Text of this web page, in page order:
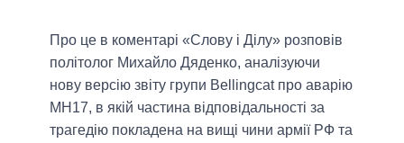
Про це в коментарі «Слову і Ділу» розповів
політолог Михайло Дяденко, аналізуючи
нову версію звіту групи Bellingcat про аварію
МН17, в якій частина відповідальності за
трагедію покладена на вищі чини армії РФ та